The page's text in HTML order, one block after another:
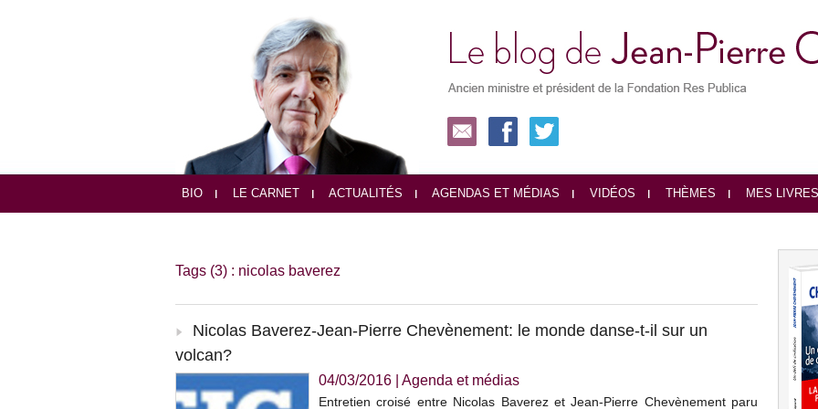
BIO LE CARNET ACTUALITÉS AGENDAS ET MÉDIAS VIDÉOS THÈMES MES LIVRES
Tags (3) : nicolas baverez
Nicolas Baverez-Jean-Pierre Chevènement: le monde danse-t-il sur un
volcan?
04/03/2016 Agenda et médias
Entretien croisé entre Nicolas Baverez et Jean-Pierre Chevènement paru